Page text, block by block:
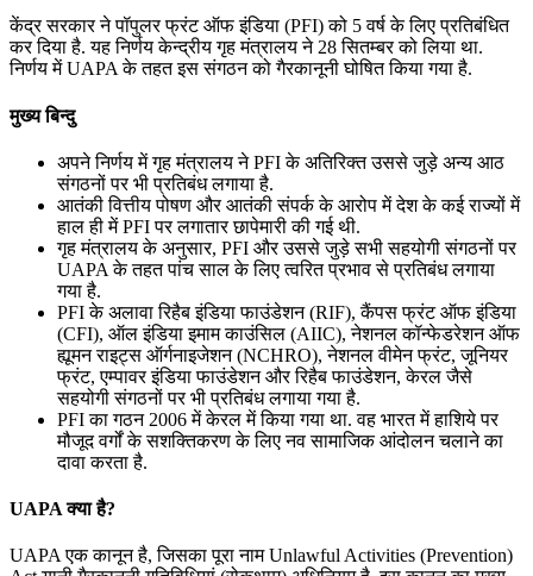
केंद्र सरकार ने पॉपुलर फ्रंट ऑफ इंडिया (PFI) को 5 वर्ष के लिए प्रतिबंधित
कर दिया है. यह निर्णय केन्द्रीय गृह मंत्रालय ने 28 सितम्बर को लिया था.
निर्णय में UAPA के तहत इस संगठन को गैरकानूनी घोषित किया गया है.
मुख्य बिन्दु
अपने निर्णय में गृह मंत्रालय ने PFI के अतिरिक्त उससे जुड़े अन्य आठ
संगठनों पर भी प्रतिबंध लगाया है.
आतंकी वित्तीय पोषण और आतंकी संपर्क के आरोप में देश के कई राज्यों में
हाल ही में PFI पर लगातार छापेमारी की गई थी.
गृह मंत्रालय के अनुसार, PFI और उससे जुड़े सभी सहयोगी संगठनों पर
UAPA के तहत पांच साल के लिए त्वरित प्रभाव से प्रतिबंध लगाया
गया है.
PFI के अलावा रिहैब इंडिया फाउंडेशन (RIF), कैंपस फ्रंट ऑफ इंडिया
(CFI), ऑल इंडिया इमाम काउंसिल (AIIC), नेशनल कॉन्फेडरेशन ऑफ
ह्यूमन राइट्स ऑर्गनाइजेशन (NCHRO), नेशनल वीमेन फ्रंट, जूनियर
फ्रंट, एम्पावर इंडिया फाउंडेशन और रिहैब फाउंडेशन, केरल जैसे
सहयोगी संगठनों पर भी प्रतिबंध लगाया गया है.
PFI का गठन 2006 में केरल में किया गया था. वह भारत में हाशिये पर
मौजूद वर्गों के सशक्तिकरण के लिए नव सामाजिक आंदोलन चलाने का
दावा करता है.
UAPA क्या है?
UAPA एक कानून है, जिसका पूरा नाम Unlawful Activities (Prevention)